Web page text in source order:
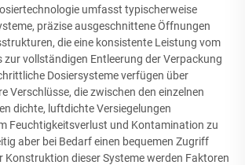
umfasst typischerweise
präzise ausgeschnittene Öffnungen
die eine konsistente Leistung vom
zur vollständigen Entleerung der Verpackung
Dosiersysteme verfügen über
Verschlüsse, die zwischen den einzelnen
dichte, luftdichte Versiegelungen
Feuchtigkeitsverlust und Kontamination zu
aber bei Bedarf einen bequemen Zugriff
Konstruktion dieser Systeme werden Faktoren